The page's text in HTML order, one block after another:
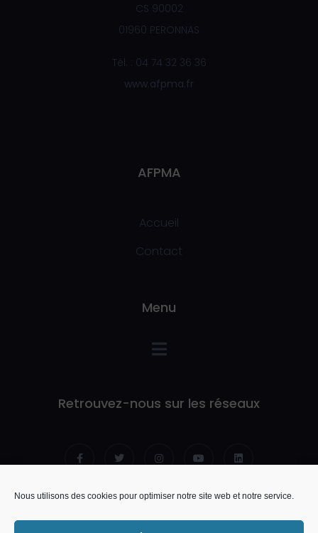
Nous utilisons des cookies pour optimiser notre site web et notre service.
CS 90002
01960 PERONNAS
Tél. : 04 74 32 36 36
www.afpma.fr
AFPMA
Accueil
Contact
Menu
Retrouvez-nous sur les réseaux
© 2021 AFPMA Pôle formation UIMM Ain. Tous droits